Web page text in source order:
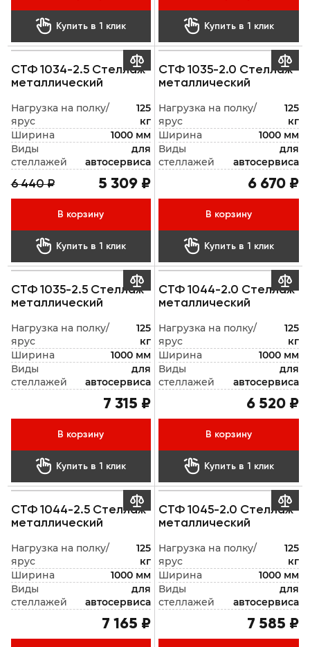
 Купить в 1 клик  Купить в 1 клик
СТФ 1034-2.5 Стеллаж
металлический
Нагрузка на полку/
ярус
125
кг
Ширина
1000 мм
Виды
стеллажей
для
автосервиса
6 440 ₽
5 309 ₽
В корзину
 Купить в 1 клик

СТФ 1035-2.0 Стеллаж
металлический
Нагрузка на полку/
ярус
125
кг
Ширина
1000 мм
Виды
стеллажей
для
автосервиса
6 670 ₽
В корзину
 Купить в 1 клик

СТФ 1035-2.5 Стеллаж
металлический
Нагрузка на полку/
ярус
125
кг
Ширина
1000 мм
Виды
стеллажей
для
автосервиса
7 315 ₽
В корзину
 Купить в 1 клик

СТФ 1044-2.0 Стеллаж
металлический
Нагрузка на полку/
ярус
125
кг
Ширина
1000 мм
Виды
стеллажей
для
автосервиса
6 520 ₽
В корзину
 Купить в 1 клик

СТФ 1044-2.5 Стеллаж
металлический
Нагрузка на полку/
ярус
125
кг
Ширина
1000 мм
Виды
стеллажей
для
автосервиса
7 165 ₽

СТФ 1045-2.0 Стеллаж
металлический
Нагрузка на полку/
ярус
125
кг
Ширина
1000 мм
Виды
стеллажей
для
автосервиса
7 585 ₽
